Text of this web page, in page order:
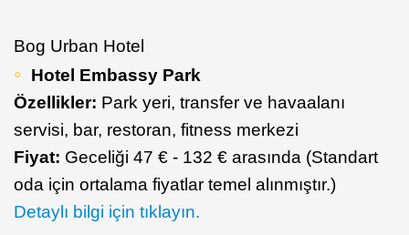
Bog Urban Hotel
Hotel Embassy Park
Özellikler: Park yeri, transfer ve havaalanı
servisi, bar, restoran, fitness merkezi
Fiyat: Geceliği 47 € - 132 € arasında (Standart
oda için ortalama fiyatlar temel alınmıştır.)
Detaylı bilgi için tıklayın.